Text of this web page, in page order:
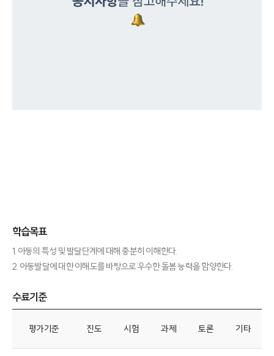
학습목표
1. 아동의 특성 및 발달단계에 대해 충분히 이해한다.
2. 아동발달에 대한 이해도를 바탕으로 우수한 돌봄 능력을 함양한다.
수료기준
수료기준
평가기준
진도 시험 과제 토론 기타